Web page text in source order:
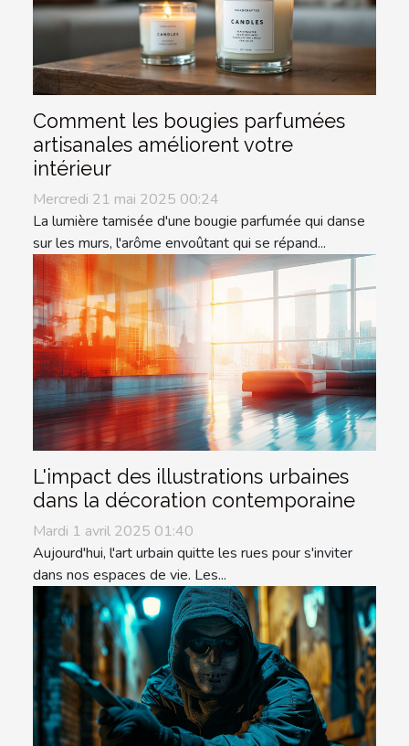
Comment les bougies parfumées
artisanales améliorent votre
intérieur
Mercredi 21 mai 2025 00:24
La lumière tamisée d'une bougie parfumée qui danse
sur les murs, l'arôme envoûtant qui se répand...
L'impact des illustrations urbaines
dans la décoration contemporaine
Mardi 1 avril 2025 01:40
Aujourd'hui, l'art urbain quitte les rues pour s'inviter
dans nos espaces de vie. Les...